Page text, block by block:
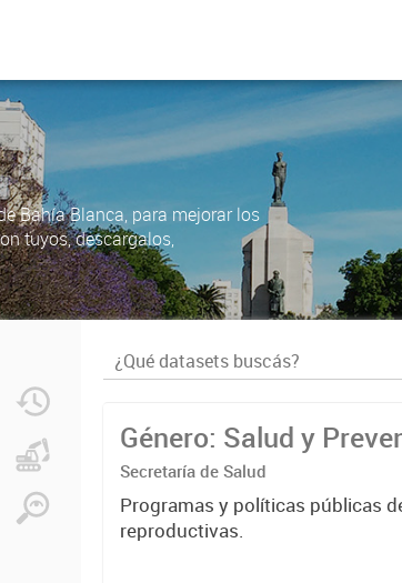
Bahía Blanca, para mejorar los
tuyos, descargalos,
Género: Salud y
Secretaría de Salud
Programas y políticas públicas
reproductivas.